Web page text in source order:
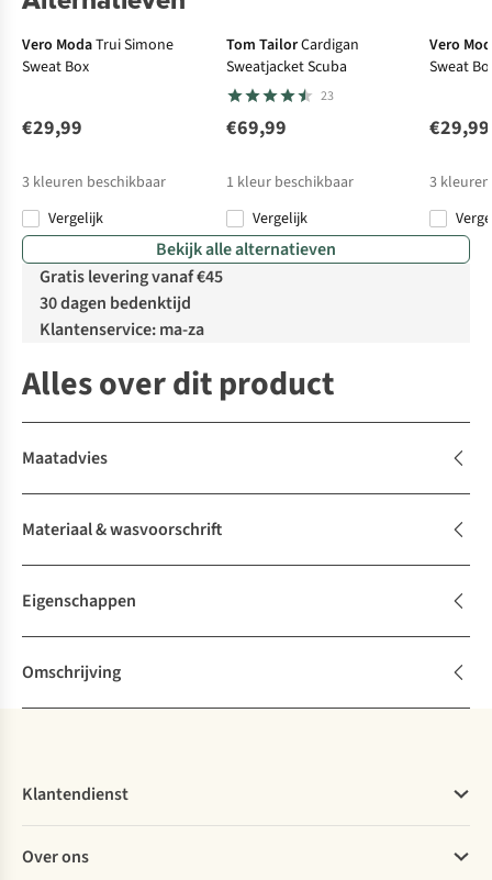
Vero ModaTrui Simone
Sweat Box
€29,99
3 kleuren beschikbaar
Vergelijk
Tom TailorCardigan
Sweatjacket Scuba
23
€69,99
1 kleur beschikbaar
Vergelijk
Vero
Sweat
€29,99
3
Bekijk alle alternatieven
Gratis levering vanaf €45
30 dagen bedenktijd
Klantenservice: ma-za
Alles over dit product
Maatadvies
Materiaal & wasvoorschrift
Eigenschappen
Omschrijving
Klantendienst
Bestellen
Over ons